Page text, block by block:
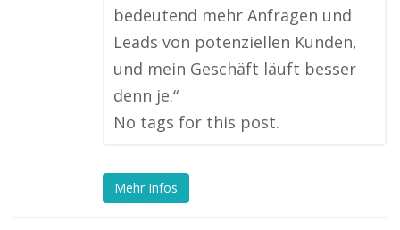
bedeutend mehr Anfragen und
Leads von potenziellen Kunden,
und mein Geschäft läuft besser
denn je.“
No tags for this post.
Mehr Infos